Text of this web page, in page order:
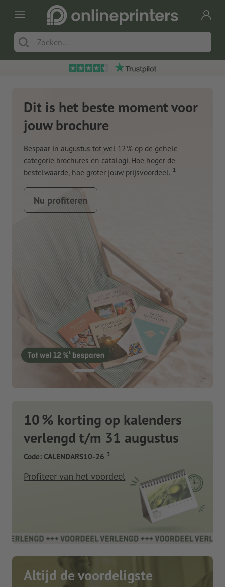
Dit is het beste moment voor
jouw brochure
Bespaar in augustus tot wel 12 % op de gehele
categorie brochures en catalogi. Hoe hoger de
bestelwaarde, hoe groter jouw prijsvoordeel. 1
Nu profiteren
10 % korting op kalenders
verlengd t/m 31 augustus
Code: CALENDARS10-26 3
Profiteer van het voordeel
Altijd de voordeligste